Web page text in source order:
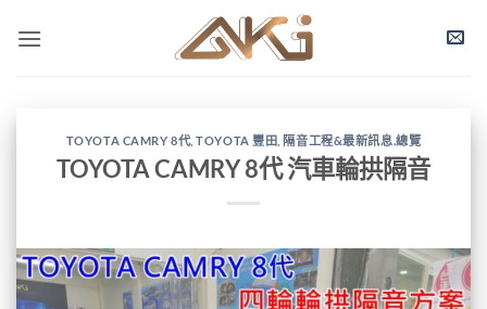
TOYOTA CAMRY 8代,TOYOTA 豐田 隔音工程&最新訊息.總覽
TOYOTA CAMRY 8代 汽車輪拱隔音